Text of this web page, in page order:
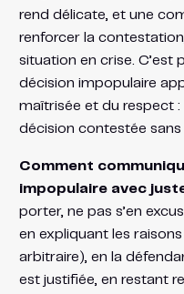
rend délicate, et une
renforcer la
situation en crise. C’est
décision impopulaire
maîtrisée et du respect :
décision contestée sans
Comment
impopulaire avec
porter, ne pas s’en
en expliquant les
arbitraire), en la
est justifiée, en restant